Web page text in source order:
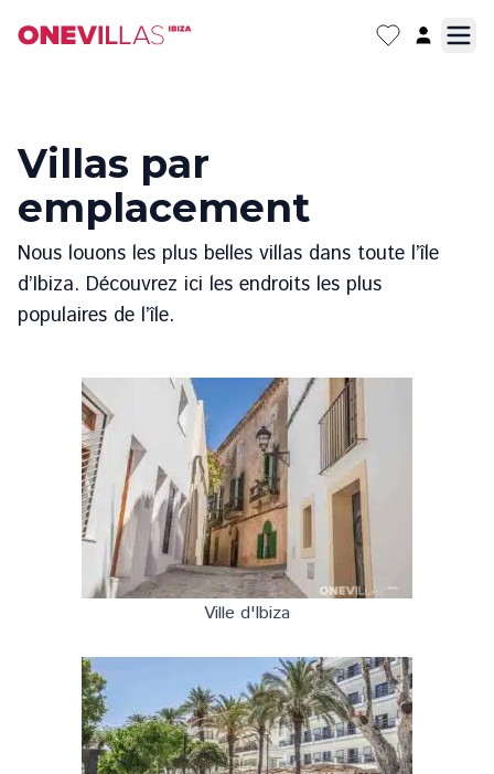
Villas par
emplacement
Nous louons les plus belles villas dans toute l’île
d’Ibiza. Découvrez ici les endroits les plus
populaires de l’île.
Ville d'Ibiza